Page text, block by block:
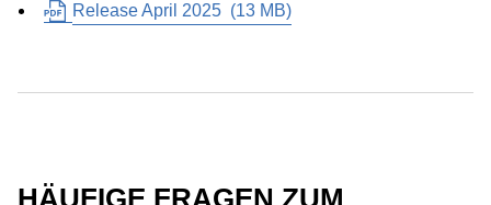
Release April 2025 (13 MB)
HÄUFIGE FRAGEN ZUM